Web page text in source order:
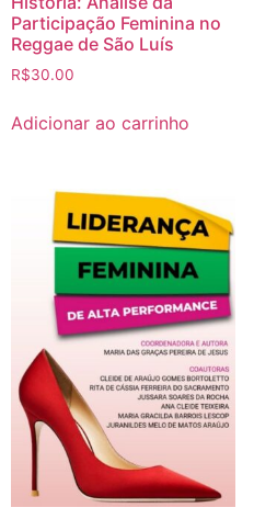
Participação Feminina no
Reggae de São Luís
R$30.00
Adicionar ao carrinho